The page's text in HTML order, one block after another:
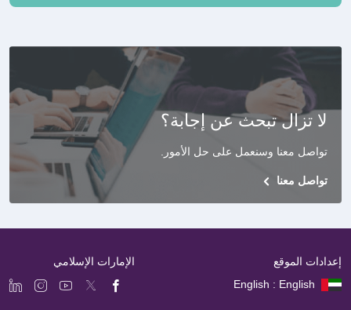
لا تزال تبحث عن إجابة؟
تواصل معنا وسنعمل على حل الأمور
تواصل معنا
إعدادات الموقع
English : English
الإمارات الإسلامي